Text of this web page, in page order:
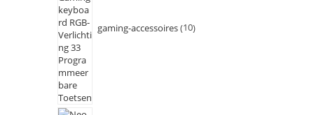
gaming-accessoires 10